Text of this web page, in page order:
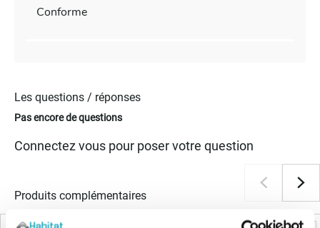
Conforme
Les questions / réponses
Pas encore de questions
Connectez vous pour poser votre question
Produits complémentaires